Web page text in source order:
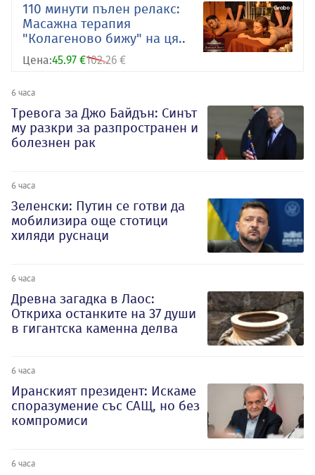
110 минути пълен релакс:
Масажна терапия
"Колагеново бижу" на ця..
Цена:45.97 €102.26 €
6 часа
Тревога за Джо Байдън: Синът
му разкри за разпространен и
болезнен рак
6 часа
Зеленски: Путин се готви да
мобилизира още стотици
хиляди руснаци
6 часа
Древна загадка в Лаос:
Откриха останките на 37 души
в гигантска каменна делва
6 часа
Иранският президент: Искаме
споразумение със САЩ, но без
компромиси
6 часа